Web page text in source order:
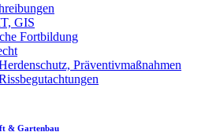
GIS
Fortbildung
Präventivmaßnahmen
& Gartenbau